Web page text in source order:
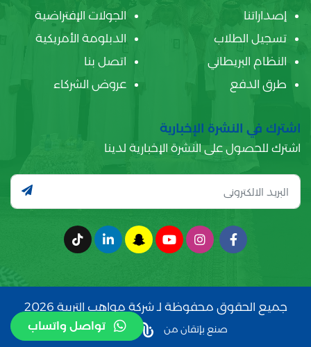
تواصل واتساب
إصداراتنا
الجولات الإفتراضية
تسجيل الطلاب
الدبلومة الأمريكية
النظام البريطاني
اتصل بنا
طرق الدفع
عروض الشركاء
اشترك في النشرة الإخبارية
اشترك للحصول على النشرة الإخبارية لدينا
جميع الحقوق محفوظة لـ شركة مواهب التربية 2026
صنع بإتقان من